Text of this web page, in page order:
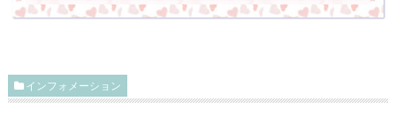
インフォメーション